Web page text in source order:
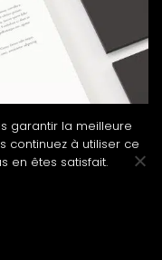
garantir la meilleure
continuez à utiliser ce
en êtes satisfait.